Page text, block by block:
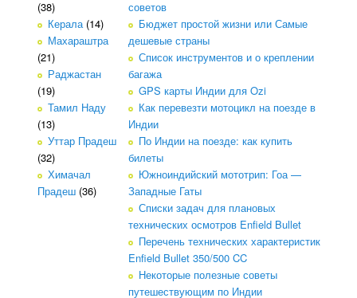
(38)
Керала(14)
Махараштра
(21)
Раджастан
(19)
Тамил Наду
(13)
Уттар Прадеш
(32)
Химачал
Прадеш (36)
советов
Бюджет простой жизни или Самые
дешевые страны
Список инструментов и о креплении
багажа
GPS карты Индии для Ozi
Как перевезти мотоцикл на поезде в
Индии
По Индии на поезде: как купить
билеты
Южноиндийский мототрип: Гоа —
Западные Гаты
Списки задач для плановых
технических осмотров Enfield Bullet
Перечень технических характеристик
Enfield Bullet 350/500 CC
Некоторые полезные советы
путешествующим по Индии